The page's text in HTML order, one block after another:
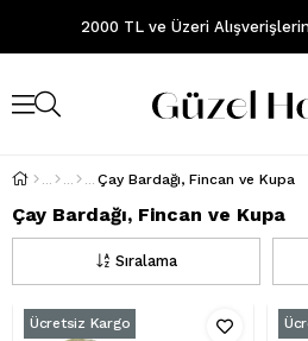
2000 TL ve Üzeri
Çay Bardağı, Fincan ve Kupa
Çay Bardağı, Fincan ve Kupa
Sıralama
Ücretsiz Kargo